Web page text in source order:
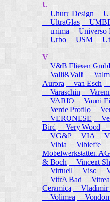
U
Uhuru Design
UltraGlas
unima
Universo
Urbo
USM
V
V&B Fliesen
Valli&Valli
Aurora
van Esch
Varaschin
VARIO
Vauni
Verde Profilo
VERONESE
Bird
Very Wood
VG&P
VIA
Vibia
Vibieffe
Mobelwerkstatten AG
& Boch
Vincent
Virtuell
Viso
VitrA Bad
Ceramica
Vladimir
Volimea